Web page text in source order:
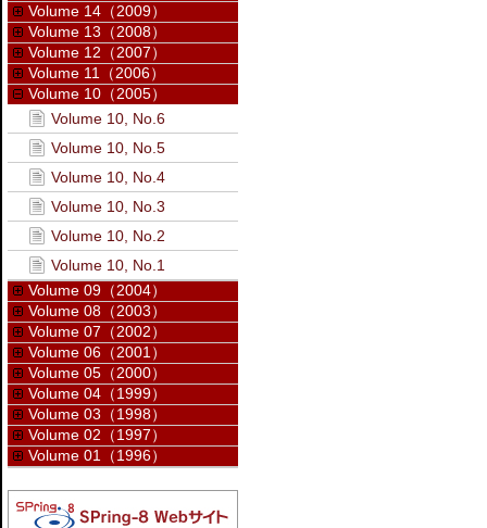
Volume 14（2009）
Volume 13（2008）
Volume 12（2007）
Volume 11（2006）
Volume 10（2005）
Volume 10, No.6
Volume 10, No.5
Volume 10, No.4
Volume 10, No.3
Volume 10, No.2
Volume 10, No.1
Volume 09（2004）
Volume 08（2003）
Volume 07（2002）
Volume 06（2001）
Volume 05（2000）
Volume 04（1999）
Volume 03（1998）
Volume 02（1997）
Volume 01（1996）